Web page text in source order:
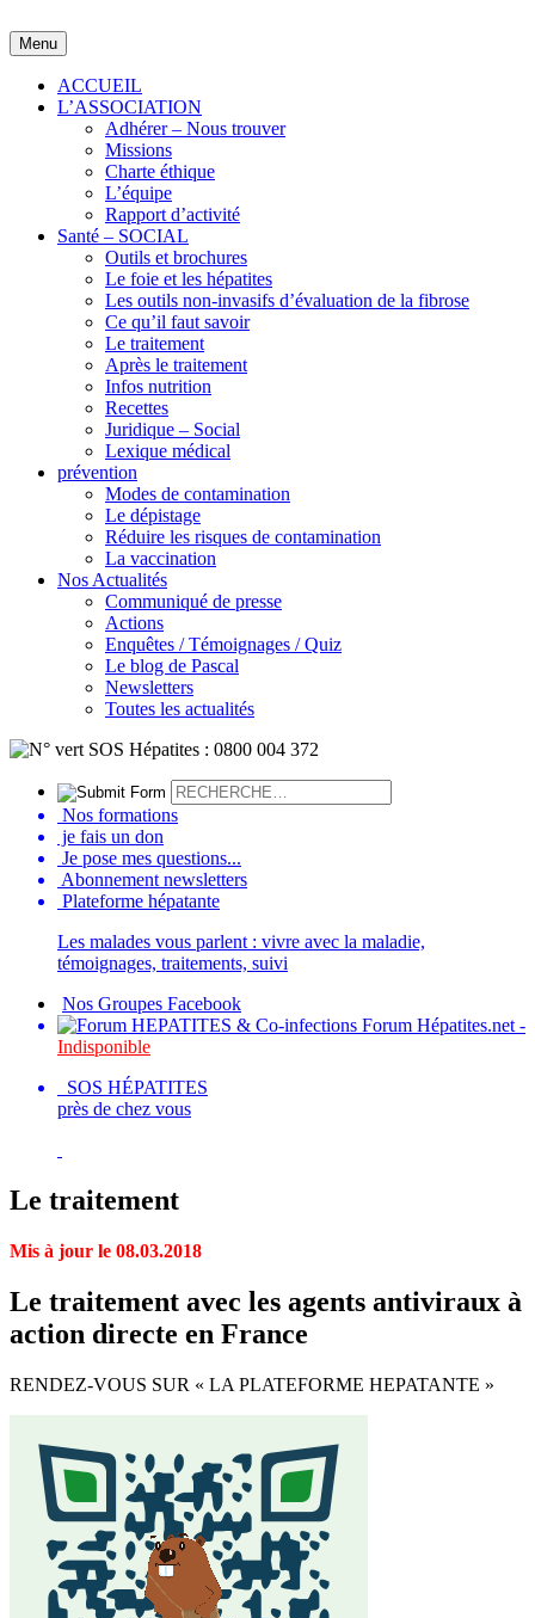
to
content
Menu
ACCUEIL
L’ASSOCIATION
Adhérer – Nous trouver
Missions
Charte éthique
L’équipe
Rapport d’activité
Santé – SOCIAL
Outils et brochures
Le foie et les hépatites
Les outils non-invasifs d’évaluation de la fibrose
Ce qu’il faut savoir
Le traitement
Après le traitement
Infos nutrition
Recettes
Juridique – Social
Lexique médical
prévention
Modes de contamination
Le dépistage
Réduire les risques de contamination
La vaccination
Nos Actualités
Communiqué de presse
Actions
Enquêtes / Témoignages / Quiz
Le blog de Pascal
Newsletters
Toutes les actualités
Nos formations
je fais un don
Je pose mes questions...
Abonnement newsletters
Plateforme hépatante
Les malades vous parlent : vivre avec la maladie,
témoignages, traitements, suivi
Nos Groupes Facebook
Forum Hépatites.net -
Indisponible
SOS HÉPATITES
près de chez vous
Le traitement
Mis à jour le 08.03.2018
Le traitement avec les agents antiviraux à
action directe en France
RENDEZ-VOUS SUR « LA PLATEFORME HEPATANTE »